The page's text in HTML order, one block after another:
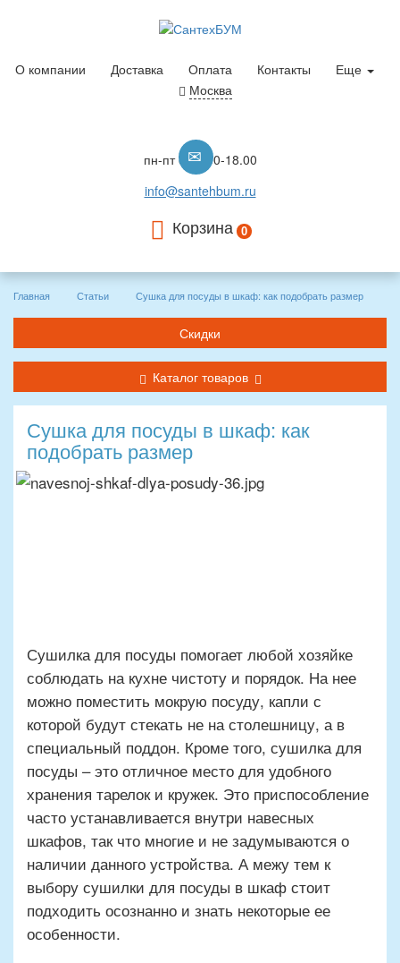
О компании Доставка Оплата Контакты
Еще
Москва
пн-пт с 10.00-18.00
info@santehbum.ru
Корзина 0
Главная Статьи Сушка для посуды в шкаф: как подобрать размер
Скидки
Каталог товаров
Сушка для посуды в шкаф: как
подобрать размер
Сушилка для посуды помогает любой хозяйке
соблюдать на кухне чистоту и порядок. На нее
можно поместить мокрую посуду, капли с
которой будут стекать не на столешницу, а в
специальный поддон. Кроме того, сушилка для
посуды – это отличное место для удобного
хранения тарелок и кружек. Это приспособление
часто устанавливается внутри навесных
шкафов, так что многие и не задумываются о
наличии данного устройства. А межу тем к
выбору сушилки для посуды в шкаф стоит
подходить осознанно и знать некоторые ее
особенности.